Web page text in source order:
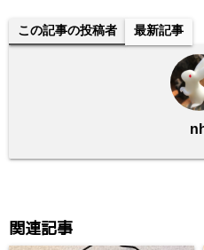
e
er
この記事の投稿者 最新記事
関連記事